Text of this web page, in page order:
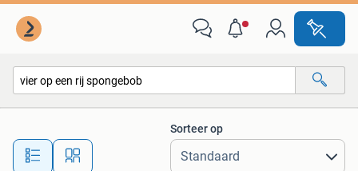
Alle afstanden…
Sorteer op